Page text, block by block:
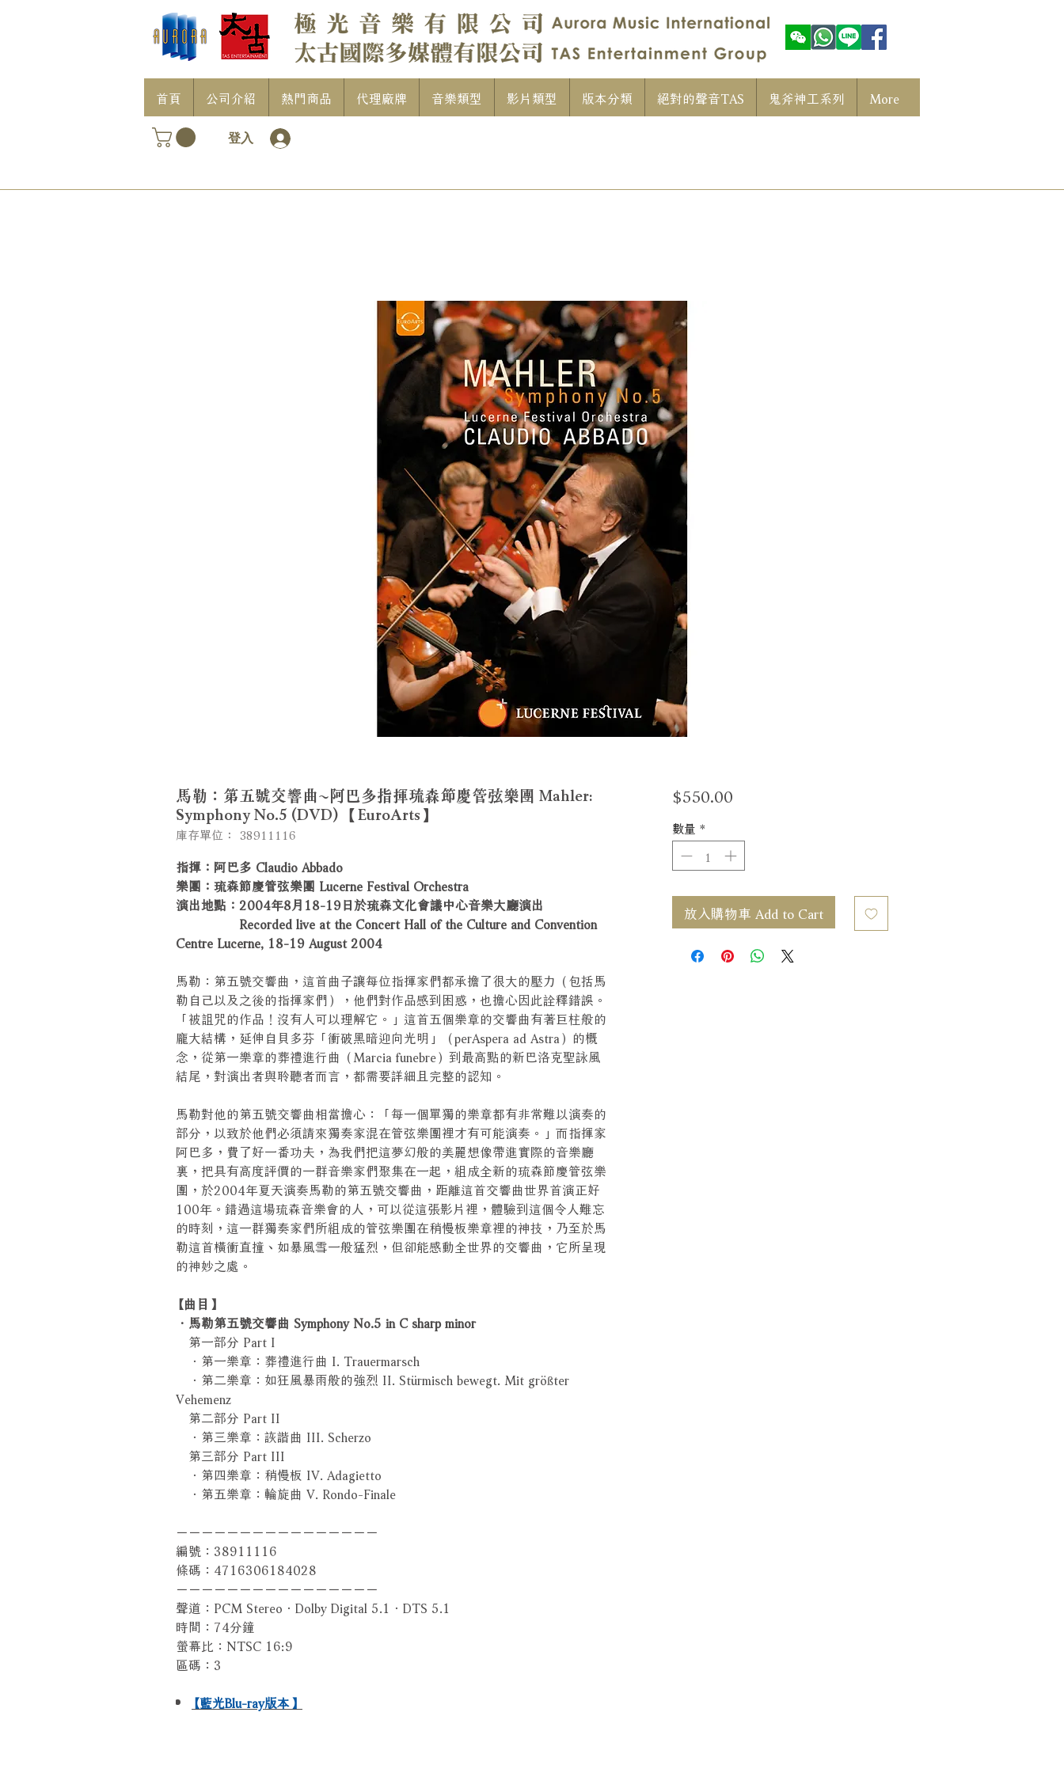
首頁 公司介紹 熱門商品 代理廠牌 音樂類型 影片類型 版本分類 絕對的聲音TAS 鬼斧神工系列 More
登入
馬勒：第五號交響曲~阿巴多指揮琉森節慶管弦樂團 Mahler:
Symphony No.5 (DVD) 【EuroArts】
庫存單位： 38911116
指揮：阿巴多 Claudio Abbado
樂團：琉森節慶管弦樂團 Lucerne Festival Orchestra
演出地點：2004年8月18-19日於琉森文化會議中心音樂大廳演出
Recorded live at the Concert Hall of the Culture and Convention
Centre Lucerne, 18-19 August 2004
馬勒：第五號交響曲，這首曲子讓每位指揮家們都承擔了很大的壓力（包括馬
勒自己以及之後的指揮家們），他們對作品感到困惑，也擔心因此詮釋錯誤。
「被詛咒的作品！沒有人可以理解它。」這首五個樂章的交響曲有著巨柱般的
龐大結構，延伸自貝多芬「衝破黑暗迎向光明」（perAspera ad Astra）的概
念，從第一樂章的葬禮進行曲（Marcia funebre）到最高點的新巴洛克聖詠風
結尾，對演出者與聆聽者而言，都需要詳細且完整的認知。
馬勒對他的第五號交響曲相當擔心：「每一個單獨的樂章都有非常難以演奏的
部分，以致於他們必須請來獨奏家混在管弦樂團裡才有可能演奏。」而指揮家
阿巴多，費了好一番功夫，為我們把這夢幻般的美麗想像帶進實際的音樂廳
裏，把具有高度評價的一群音樂家們聚集在一起，組成全新的琉森節慶管弦樂
團，於2004年夏天演奏馬勒的第五號交響曲，距離這首交響曲世界首演正好
100年。錯過這場琉森音樂會的人，可以從這張影片裡，體驗到這個令人難忘
的時刻，這一群獨奏家們所組成的管弦樂團在稍慢板樂章裡的神技，乃至於馬
勒這首橫衝直撞、如暴風雪一般猛烈，但卻能感動全世界的交響曲，它所呈現
的神妙之處。
【曲目】
．馬勒第五號交響曲 Symphony No.5 in C sharp minor
第一部分 Part I
．第一樂章：葬禮進行曲 I. Trauermarsch
．第二樂章：如狂風暴雨般的強烈 II. Stürmisch bewegt. Mit größter
Vehemenz
第二部分 Part II
．第三樂章：詼諧曲 III. Scherzo
第三部分 Part III
．第四樂章：稍慢板 IV. Adagietto
．第五樂章：輪旋曲 V. Rondo-Finale
－－－－－－－－－－－－－－－－
編號：38911116
條碼：4716306184028
－－－－－－－－－－－－－－－－
聲道：PCM Stereo．Dolby Digital 5.1．DTS 5.1
時間：74分鐘
螢幕比：NTSC 16:9
區碼：3
【藍光Blu-ray版本】
$550.00價
數量 *
放入購物車 Add to Cart